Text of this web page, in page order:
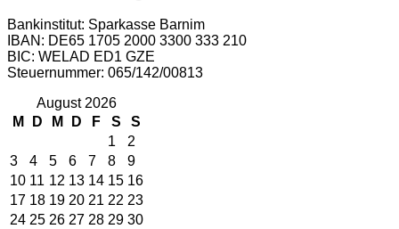
Bankinstitut: Sparkasse Barnim
IBAN: DE65 1705 2000 3300 333 210
BIC: WELAD ED1 GZE
Steuernummer: 065/142/00813
August 2026
M
D M D F S
S
1
2
3
4 5 6 7 8
9
10 11 12 13 14 15 16
17 18 19 20 21 22 23
24 25 26 27 28 29 30